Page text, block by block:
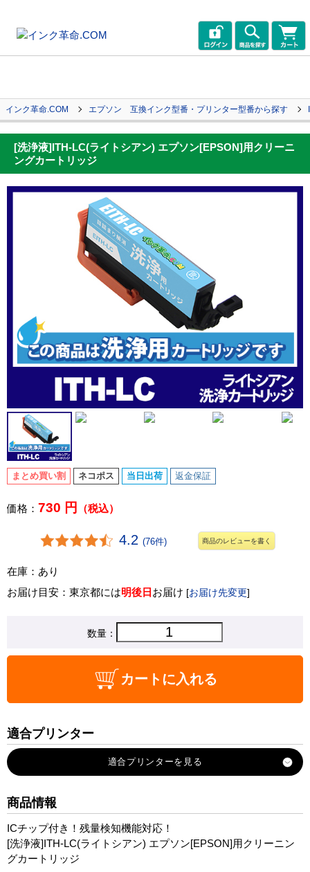
インク革命.COM エプソン 互換インク型番・プリンター型番から探す
[洗浄液]ITH-LC(ライトシアン) エプソン[EPSON]用クリーニ
ングカートリッジ
まとめ買い割 ネコポス 当日出荷 返金保証
価格： 730 円 （税込）
4.2 (76件) 商品のレビューを書く
在庫：あり
お届け目安：東京都には明後日 お届け [お届け先変更]
数量：
カートに入れる
適合プリンター
EP-710A
EP-810AB
EP-810AW
EP-811AW
EP-811AB
商品情報
ICチップ付き！残量検知機能対応！
[洗浄液]ITH-LC(ライトシアン) エプソン[EPSON]用クリーニン
グカートリッジ